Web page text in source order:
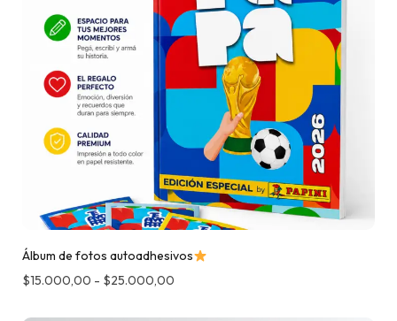
Álbum de fotos autoadhesivos
$15.000,00 - $25.000,00